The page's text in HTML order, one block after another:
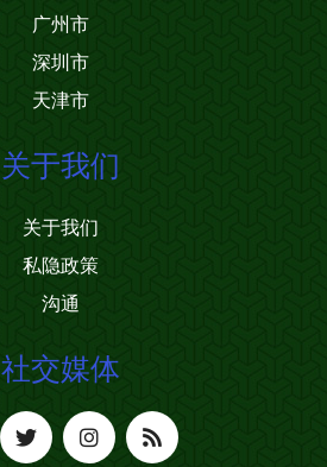
广州市
深圳市
天津市
关于我们
关于我们
私隐政策
沟通
社交媒体